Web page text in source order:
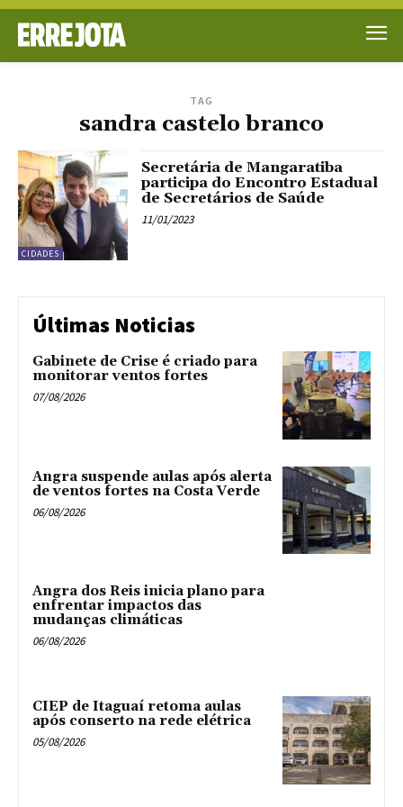
TAG
sandra castelo branco
CIDADES
Secretária de Mangaratiba
participa do Encontro Estadual
de Secretários de Saúde
11/01/2023
Últimas Noticias
Gabinete de Crise é criado para
monitorar ventos fortes
07/08/2026
Angra suspende aulas após alerta
de ventos fortes na Costa Verde
06/08/2026
Angra dos Reis inicia plano para
enfrentar impactos das
mudanças climáticas
06/08/2026
CIEP de Itaguaí retoma aulas
após conserto na rede elétrica
05/08/2026